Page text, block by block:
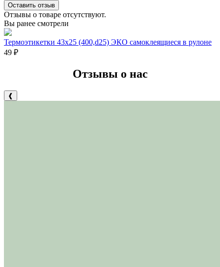
Оставить отзыв
Отзывы о товаре отсутствуют.
Вы ранее смотрели
Термоэтикетки 43х25 (400,d25) ЭКО самоклеящиеся в рулоне
49 ₽
Отзывы о нас
❰